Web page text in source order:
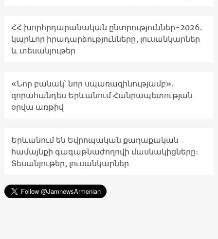
ՀՀ խորհրդարանական ընտրություններ-2026.
կարևոր իրադարձությունները, լուսանկարներ
և տեսանյութեր
«Նոր բանակ՝ նոր սպառազինությամբ».
զորահանդես Երևանում Հանրապետության
օրվա առթիվ
Երևանում են Եվրոպական քաղաքական
համայնքի գագաթնաժողովի մասնակիցները։
Տեսանյութեր, լուսանկարներ